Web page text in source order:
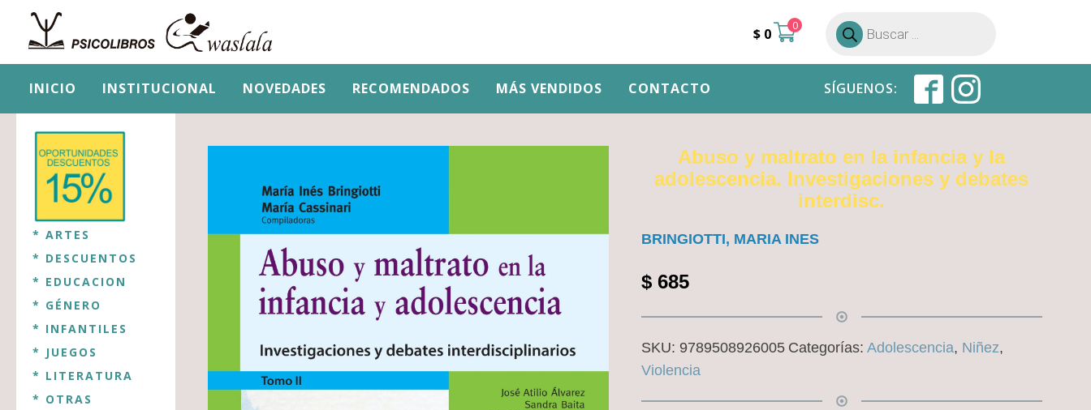
$ 0 0
Búsqueda
de
productos
INICIO INSTITUCIONAL NOVEDADES RECOMENDADOS MÁS VENDIDOS CONTACTO SÍGUENOS:
* ARTES
* DESCUENTOS
* EDUCACION
* GÉNERO
* INFANTILES
* JUEGOS
* LITERATURA
* OTRAS
Abuso y maltrato en la infancia y la
adolescencia. Investigaciones y debates
interdisc.
BRINGIOTTI, MARIA INES
$685
SKU: 9789508926005 Categorías: Adolescencia, Niñez,
Violencia